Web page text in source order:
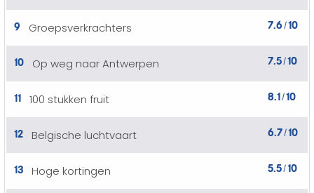
9 Groepsverkrachters 7.6 /10
10 Op weg naar Antwerpen 7.5/10
11 100 stukken fruit 8.1/10
12 Belgische luchtvaart 6.7/10
13 Hoge kortingen 5.5/10